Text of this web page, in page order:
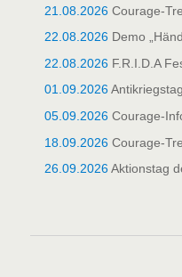
21.08.2026 Courage-
22.08.2026 Demo
22.08.2026 F.R.I.D.A
01.09.2026Antikriegstag
05.09.2026 Courage-
18.09.2026 Courage-
26.09.2026Aktionstag